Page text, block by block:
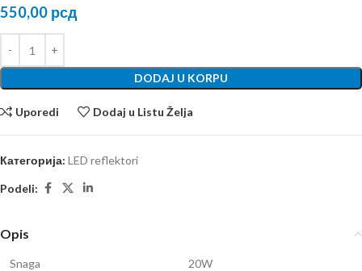
550,00 рсд
DODAJ U KORPU
Uporedi Dodaj u Listu Želja
Категорија: LED reflektori
Podeli:
Opis
Snaga 20W